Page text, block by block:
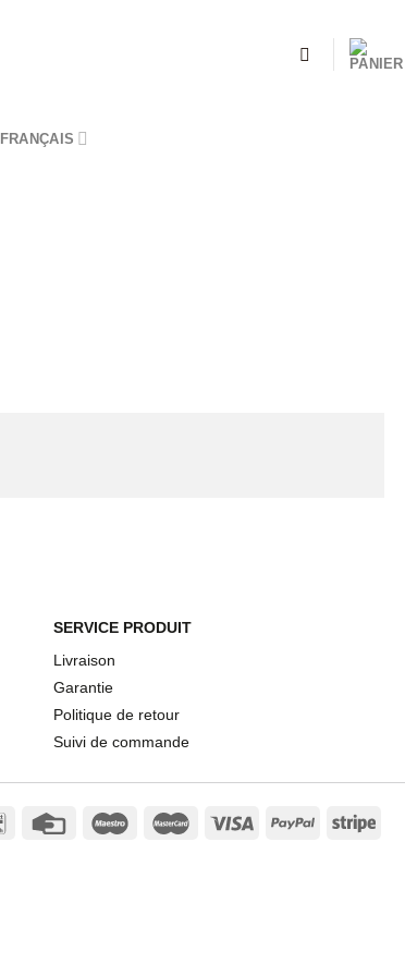
FRANÇAIS
SERVICE PRODUIT
Livraison
Garantie
Politique de retour
Suivi de commande